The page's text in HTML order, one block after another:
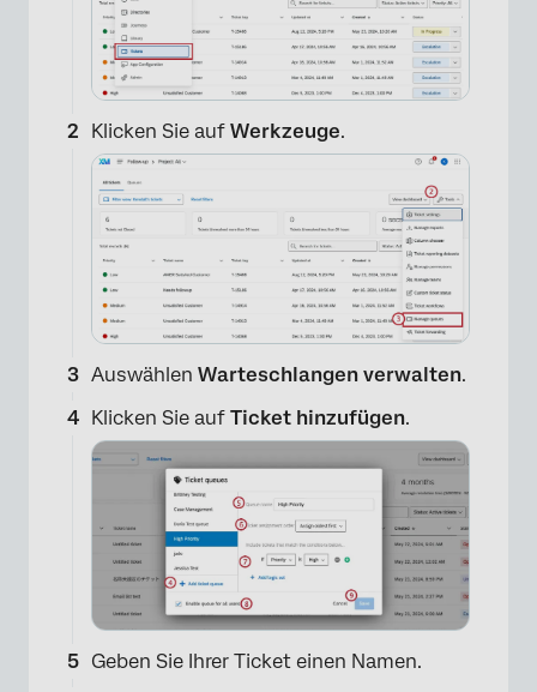
×
Klicken Sie auf Werkzeuge.
Auswählen Warteschlangen verwalten.
Klicken Sie auf Ticket hinzufügen.
Geben Sie Ihrer Ticket einen Namen.